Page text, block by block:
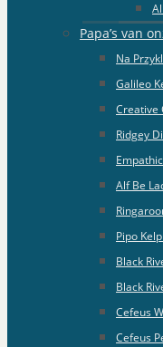
Papa’s van
Na
Galileo
Creative
Ridgey
Alf Be
Pipo
Black
Black
Cefeus
Cefeus